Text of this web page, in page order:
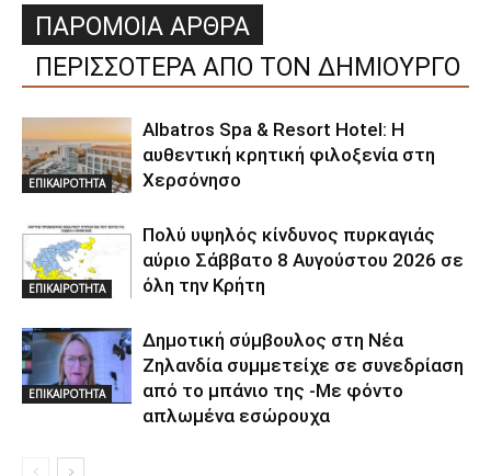
ΠΑΡΟΜΟΙΑ ΑΡΘΡΑ
ΠΕΡΙΣΣΟΤΕΡΑ ΑΠΟ ΤΟΝ ΔΗΜΙΟΥΡΓΟ
ΕΠΙΚΑΙΡΟΤΗΤΑ
Albatros Spa & Resort Hotel: Η
αυθεντική κρητική φιλοξενία στη
Χερσόνησο
ΕΠΙΚΑΙΡΟΤΗΤΑ
Πολύ υψηλός κίνδυνος πυρκαγιάς
αύριο Σάββατο 8 Αυγούστου 2026 σε
όλη την Κρήτη
ΕΠΙΚΑΙΡΟΤΗΤΑ
Δημοτική σύμβουλος στη Νέα
Ζηλανδία συμμετείχε σε συνεδρίαση
από το μπάνιο της -Με φόντο
απλωμένα εσώρουχα